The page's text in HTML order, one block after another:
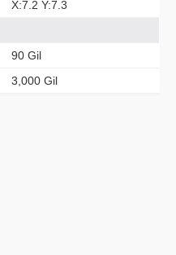
X:7.2 Y:7.3
90 Gil
3,000 Gil